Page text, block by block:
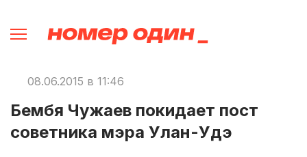
08.06.2015 в 11:46
Бембя Чужаев покидает пост
советника мэра Улан-Удэ